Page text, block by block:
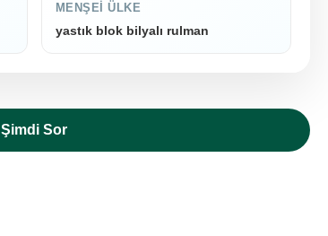
MENŞEI ÜLKE
yastık blok bilyalı rulman
Şimdi Sor